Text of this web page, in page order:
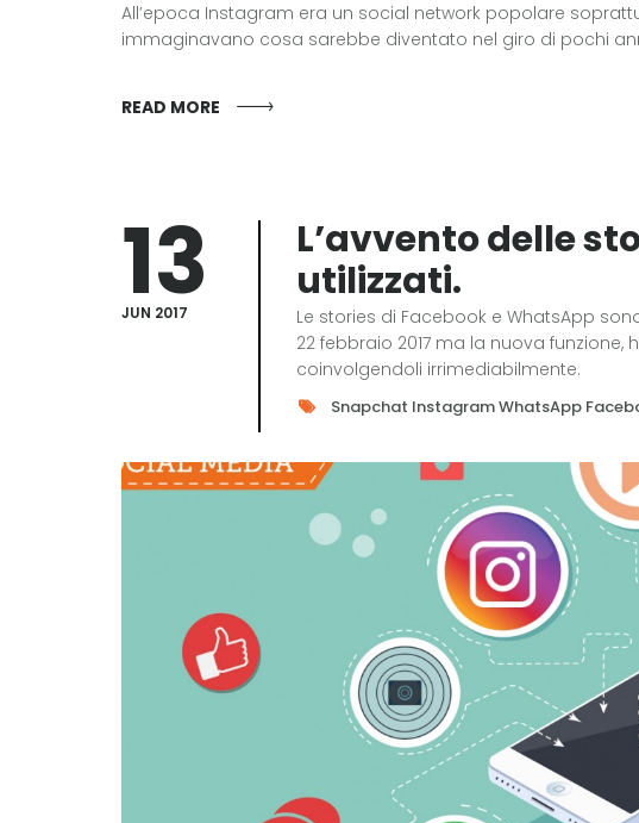
All’epoca Instagram era un social network popolare
immaginavano cosa sarebbe diventato nel giro di pochi
READ MORE
13
JUN 2017
L’avvento delle
utilizzati.
Le stories di Facebook e WhatsApp
22 febbraio 2017 ma la nuova
coinvolgendoli irrimediabilmente.
Snapchat InstagramWhatsApp